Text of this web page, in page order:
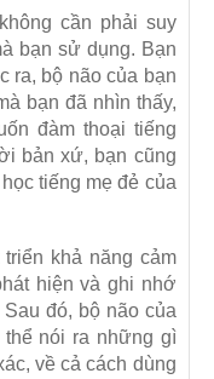
cần phải suy
bạn sử dụng. Bạn
ra, bộ não của bạn
bạn đã nhìn thấy,
đàm thoại tiếng
bản xứ, bạn cũng
tiếng mẹ đẻ của
khả năng cảm
hiện và ghi nhớ
đó, bộ não của
nói ra những gì
về cả cách dùng